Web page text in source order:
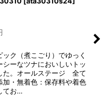
ク（煮こごり）でゆっく
シーなツナにおいしいトッ
た。オールステージ 全て
加・無着色：保存料や着色
てお…